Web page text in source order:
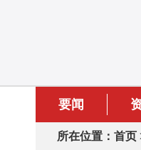
要闻
所在位置： 首页